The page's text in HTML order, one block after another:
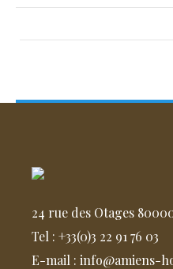
24 rue des Otages
Tel : +33(0)3 22 91 76 03
E-mail : info@amiens-